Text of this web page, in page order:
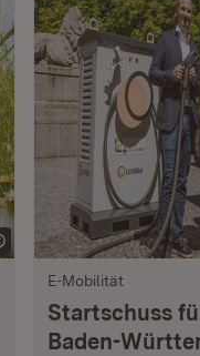
E-Mobilität
Startschuss
Baden-